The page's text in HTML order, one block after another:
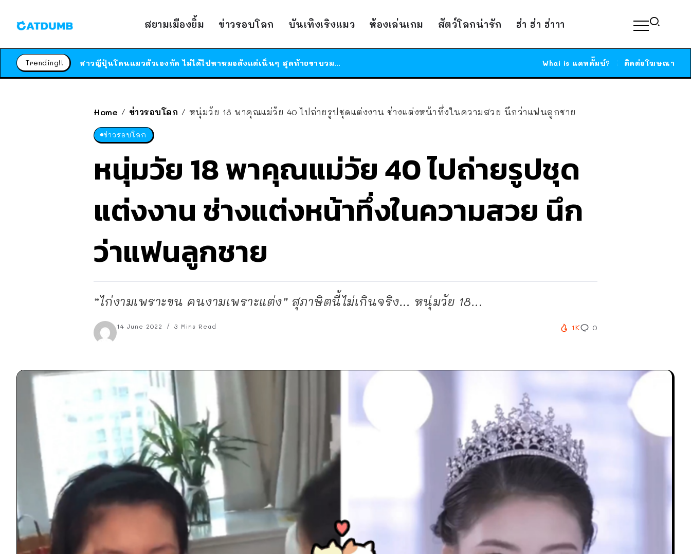
สยามเมืองยิ้ม ข่าวรอบโลก บันเทิงเริงแมว ห้องเล่นเกม สัตว์โลกน่ารัก ฮ่า ฮ่า ฮ่าาา
Trending!!
ได้เวลาเด็กหนวดรวมตัว RF Online Next เปิดให้เล่นแล้ว เกม Sci-Fi MMORPG ระดับตำนาน เล่นได้ทั้งมือถือและ PC
Whai is แคทดั๊มบ์? ติดต่อโฆษณา
Home / ข่าวรอบโลก / หนุ่มวัย 18 พาคุณแม่วัย 40 ไปถ่ายรูปชุดแต่งงาน ช่างแต่งหน้าทึ่งในความสวย นึกว่าแฟนลูกชาย
ข่าวรอบโลก
หนุ่มวัย 18 พาคุณแม่วัย 40 ไปถ่ายรูปชุด
แต่งงาน ช่างแต่งหน้าทึ่งในความสวย นึก
ว่าแฟนลูกชาย
“ไก่งามเพราะขน คนงามเพราะแต่ง” สุภาษิตนี้ไม่เกินจริง… หนุ่มวัย 18...
14 June 2022 3 Mins Read 1K 0